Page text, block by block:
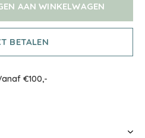
AAN WINKELWAGEN
BETALEN
€100,-